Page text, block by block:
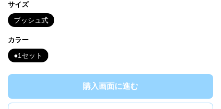
サイズ
プッシュ式
カラー
●1セット
購入画面に進む